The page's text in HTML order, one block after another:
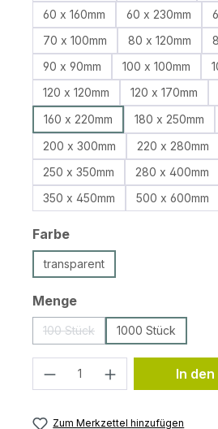
60 x 160mm
60 x 230mm
70 x 100mm
80 x 120mm
90 x 90mm
100 x 100mm
120 x 120mm
120 x 170mm
160 x 220mm
180 x 250mm
200 x 300mm
220 x 280mm
250 x 350mm
280 x 400mm
350 x 450mm
500 x 600mm
Farbeauswählen
transparent
Mengeauswählen
100 Stück 1000 Stück
Produkt Anzahl:In
Zum Merkzettel hinzufügen